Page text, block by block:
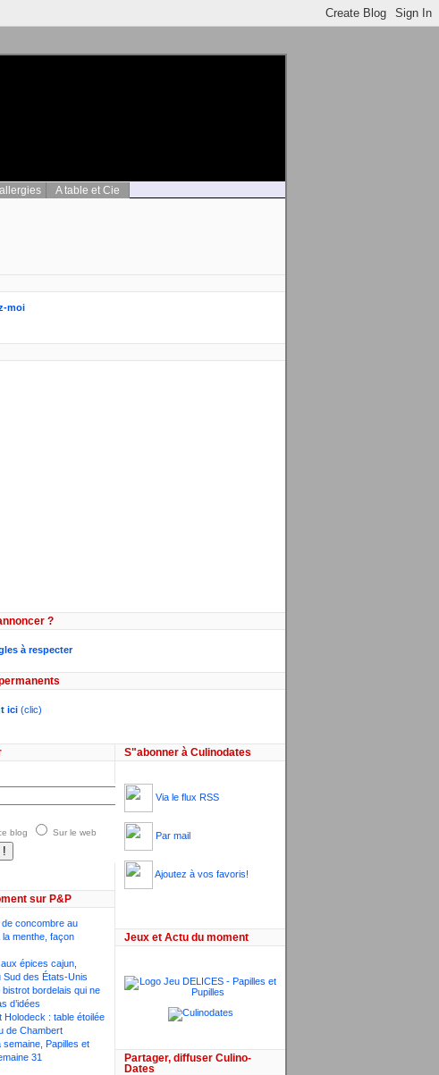
A table et Cie
moi
?
à respecter
ici (clic)
blog Sur le web
sur P&P
concombre au
menthe, façon
épices cajun,
Sud des États-Unis
bistrot bordelais qui ne
d’idées
Holodeck : table étoilée
de Chambert
semaine, Papilles et
31
S"abonner à Culinodates
Via le flux RSS
Par mail
Ajoutez à vos favoris!
Jeux et Actu du moment
Partager, diffuser Culino-
Dates